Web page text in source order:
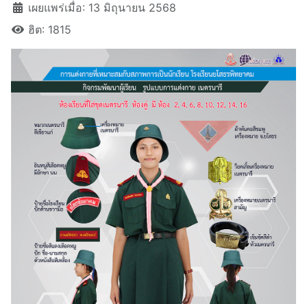
เผยแพร่เมื่อ: 13 มิถุนายน 2568
ฮิต: 1815